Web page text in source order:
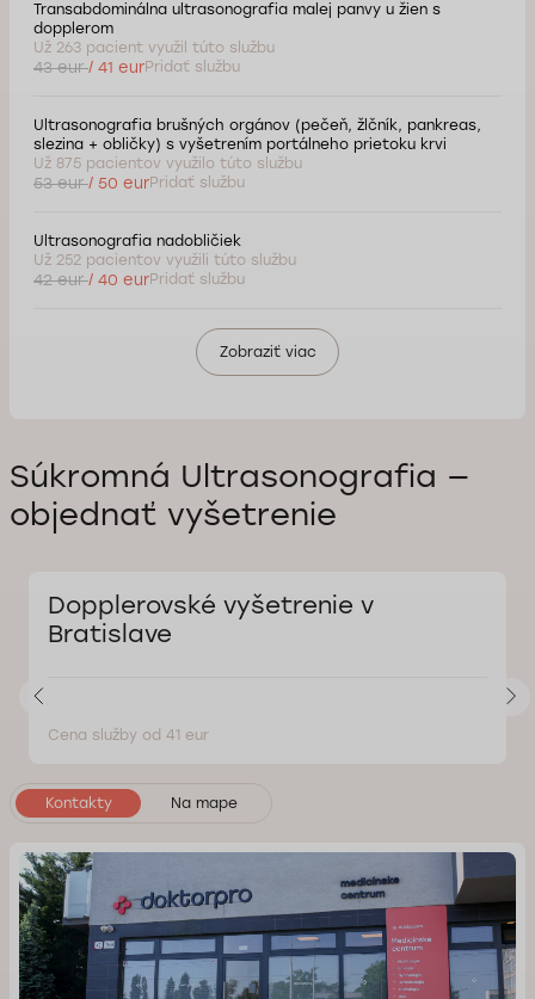
Transabdominálna ultrasonografia malej panvy u žien s
dopplerom
Už 263 pacient využil túto službu
43 eur/ 41 eurPridať službu
Ultrasonografia brušných orgánov (pečeň, žlčník, pankreas,
slezina + obličky) s vyšetrením portálneho prietoku krvi
Už 875 pacientov využilo túto službu
53 eur/ 50 eurPridať službu
Ultrasonografia nadobličiek
Už 252 pacientov využili túto službu
42 eur/ 40 eurPridať službu
Zobraziť viac
Súkromná Ultrasonografia —
objednať vyšetrenie
Dopplerovské vyšetrenie v
Bratislave
Cena služby od 41 eur
Kontakty Na mape